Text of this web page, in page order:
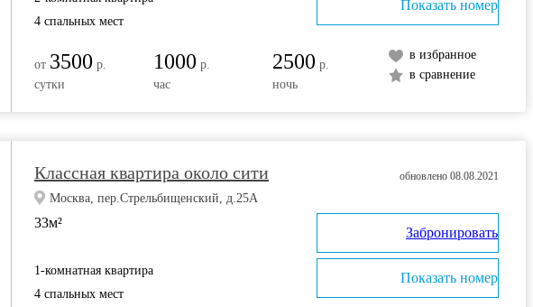
4 спальных мест
от 3500 р.
сутки
1000 р.
час
2500 р.
ночь
в избранное
в сравнение
Показать номер
Классная квартира около сити
Москва, пер.Стрельбищенский, д.25А
33м²
1-комнатная квартира
4 спальных мест
обновлено 08.08.2021
Забронировать
Показать номер